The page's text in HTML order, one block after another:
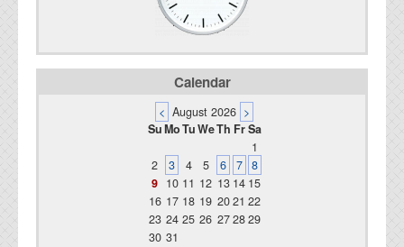
Calendar
< August 2026 >
SuMoTuWeTh FrSa
1
2
3 4 5 6 7 8
9 10 11 12 13 14 15
16 17 18 19 2021 22
23 24 25 26 272829
30 31